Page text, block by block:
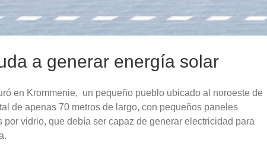
a generar energía solar
en Krommenie, un pequeño pueblo ubicado al noroeste de
de apenas 70 metros de largo, con pequeños paneles
vidrio, que debía ser capaz de generar electricidad para